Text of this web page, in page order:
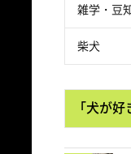
雑学・豆
柴犬
「犬が